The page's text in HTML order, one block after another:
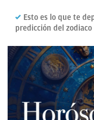
Esto es lo que te
predicción del